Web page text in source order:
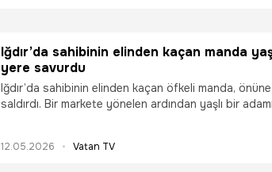
Iğdır’da sahibinin elinden kaçan manda
yere savurdu
Iğdır’da sahibinin elinden kaçan öfkeli manda,
saldırdı. Bir markete yönelen ardından yaşlı bir
12.05.2026 Vatan TV